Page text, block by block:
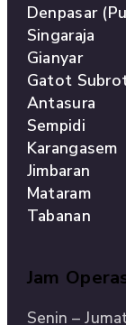
Denpasar
Singaraja
Gianyar
Gatot
Antasura
Sempidi
Karangasem
Jimbaran
Mataram
Tabanan
Jam
Senin –